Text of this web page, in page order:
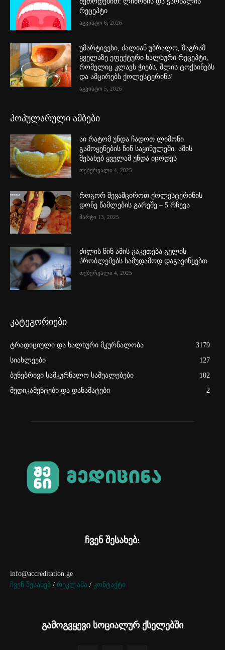
რეცეპტი
აგვისტო 6, 2026
უმარტივესი, ძალიან უბრალო, მაგრამ
ყველაზე ეფექტური ხალხური რეცეპტი,
რომელიც კლავს ჭიებს, შლის ტოქსინებს
და ამცირებს ქოლესტერინს!
აგვისტო 5, 2026
პოპულარული ამბები
აი რატომ უნდა ჩადოთ ლიმონი
გამოყენების წინ საყინულეში. ამის
შესახებ ყველამ უნდა იცოდეს
თებერვალი 4, 2025
როგორ შევამციროთ ქოლესტერინის
დონე წამლების გარეშე – 5 რჩევა
მარტი 13, 2025
ძილის წინ ამის გაკეთება გულის
პრობლემებს სამუდამოდ დაგავიწყებთ
თებერვალი 4, 2025
კატეგორიები
ტრადიციული და ხალხური მკურნალობა
3179
სიახლეები
127
ბუნებრივი სამკურნალო საშუალებები
102
მედიკამენტები და დანამატები
2
ჩვენ შესახებ:
info@accreditation.ge
ჩვენ შესახებ / რეკლამა / კონტაქტი
გამოგვყევი სოციალურ ქსელებში